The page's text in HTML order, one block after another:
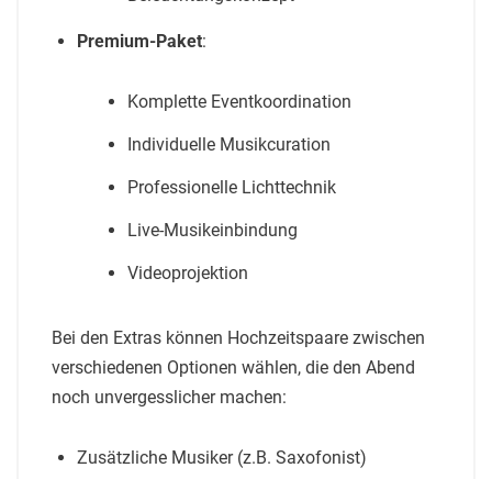
Premium-Paket:
Komplette Eventkoordination
Individuelle Musikcuration
Professionelle Lichttechnik
Live-Musikeinbindung
Videoprojektion
Bei den Extras können Hochzeitspaare zwischen
verschiedenen Optionen wählen, die den Abend
noch unvergesslicher machen:
Zusätzliche Musiker (z.B. Saxofonist)